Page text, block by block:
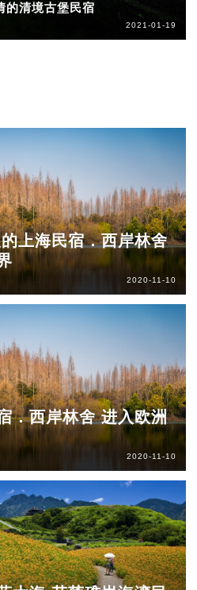
的清境古堡民宿
2021-01-19
上海民宿．西岸林舍
2020-11-10
．西岸林舍 进入欧洲
2020-11-10